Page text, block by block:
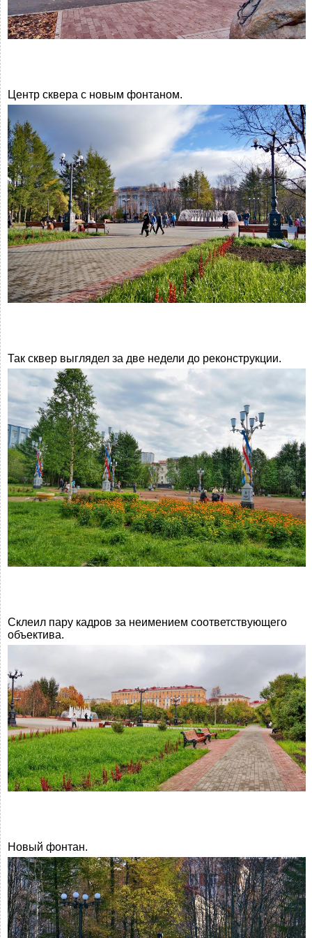
Центр сквера с новым фонтаном.
Так сквер выглядел за две недели до реконструкции.
Склеил пару кадров за неимением соответствующего
объектива.
Новый фонтан.